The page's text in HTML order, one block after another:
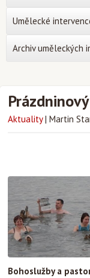
Aktuality | Martin
Bohoslužby a
Umělecké
Archiv uměleckých